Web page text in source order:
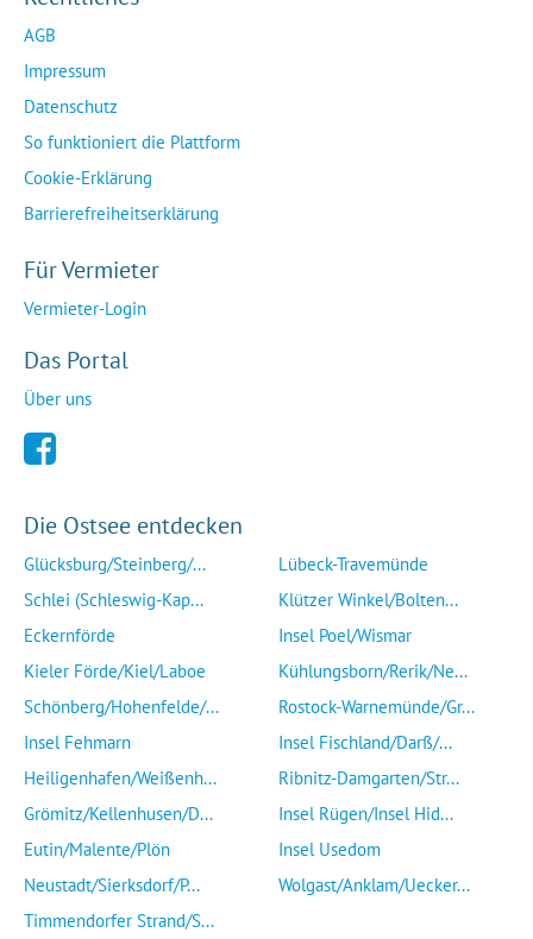
AGB
Impressum
Datenschutz
So funktioniert die Plattform
Cookie-Erklärung
Barrierefreiheitserklärung
Für Vermieter
Vermieter-Login
Das Portal
Über uns
Die Ostsee entdecken
Glücksburg/Steinberg/...
Schlei (Schleswig-Kap...
Eckernförde
Kieler Förde/Kiel/Laboe
Schönberg/Hohenfelde/...
Insel Fehmarn
Heiligenhafen/Weißenh...
Grömitz/Kellenhusen/D...
Eutin/Malente/Plön
Neustadt/Sierksdorf/P...
Timmendorfer Strand/S...
Lübeck-Travemünde
Klützer Winkel/Bolten...
Insel Poel/Wismar
Kühlungsborn/Rerik/Ne...
Rostock-Warnemünde/Gr...
Insel Fischland/Darß/...
Ribnitz-Damgarten/Str...
Insel Rügen/Insel Hid...
Insel Usedom
Wolgast/Anklam/Uecker...